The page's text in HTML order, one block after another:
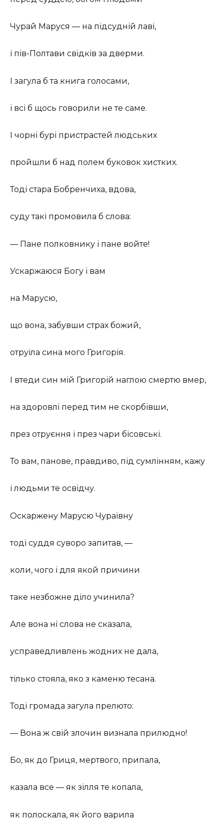
Чурай Маруся — на підсудній лаві,
і пів-Полтави свідків за дверми.
І загула б та книга голосами,
і всі б щось говорили не те саме.
І чорні бурі пристрастей людських
пройшли б над полем буковок хистких.
Тоді стара Бобренчиха, вдова,
суду такі промовила б слова:
— Пане полковнику і пане войте!
Ускаржаюся Богу і вам
на Марусю,
що вона, забувши страх божий,
отруїла сина мого Григорія.
І втеди син мій Григорій наглою смертю вмер,
на здоровлі перед тим не скорбівши,
през отруєння і през чари бісовські.
То вам, панове, правдиво, під сумлінням, кажу
і людьми те освідчу.
Оскаржену Марусю Чураївну
тоді суддя суворо запитав, —
коли, чого і для якой причини
таке незбожне діло учинила?
Але вона ні слова не сказала,
усправедливлень жодних не дала,
тілько стояла, яко з каменю тесана.
Тоді громада загула прелюто:
— Вона ж свій злочин визнала прилюдно!
Бо, як до Гриця, мертвого, припала,
казала все — як зілля те копала,
як полоскала, як його варила